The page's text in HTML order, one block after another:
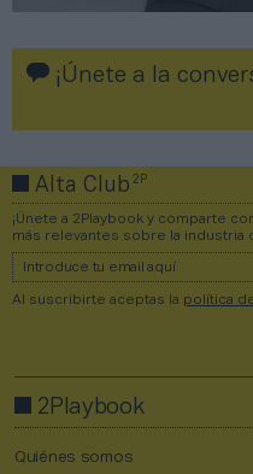
¡Únete a la
Alta Club2P
¡Únete a 2Playbook y comparte
más relevantes sobre la industria
Al suscribirte aceptas la política
2Playbook
Quiénes somos